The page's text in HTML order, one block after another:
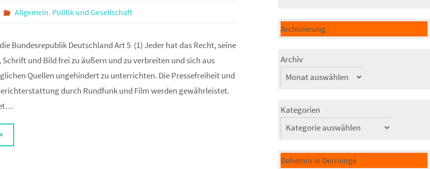
Allgemein, Politik und Gesellschaft
Bundesrepublik Deutschland Art 5 (1) Jeder hat das Recht, seine
Schrift und Bild frei zu äußern und zu verbreiten und sich aus
Quellen ungehindert zu unterrichten. Die Pressefreiheit und
durch Rundfunk und Film werden gewährleistet.
Archivierung
Archiv
Kategorien
Dehemm in Derminge